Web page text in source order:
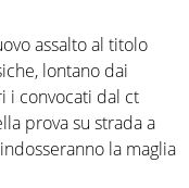
assalto al titolo
lontano dai
i convocati dal ct
prova su strada a
la maglia